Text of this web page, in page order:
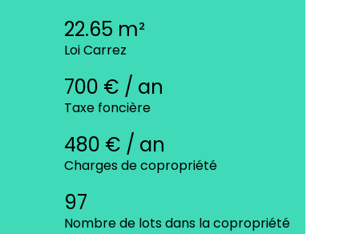
22.65 m²
Loi Carrez
700 € / an
Taxe foncière
480 € / an
Charges de copropriété
97
Nombre de lots dans la copropriété